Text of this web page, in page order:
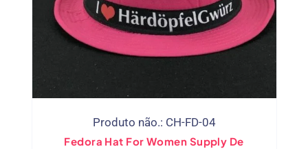
Produto não.: CH-FD-04
Fedora Hat For Women Supply De